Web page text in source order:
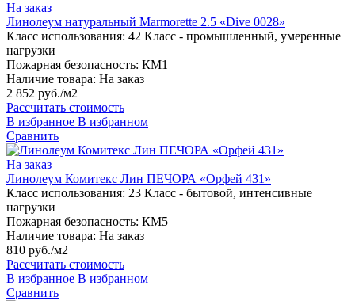
На заказ
Линолеум натуральный Marmorette 2.5 «Dive 0028»
Класс использования: 42 Класс - промышленный, умеренные
нагрузки
Пожарная безопасность: КМ1
Наличие товара: На заказ
2 852 руб./м2
Рассчитать стоимость
В избранное В избранном
Сравнить
На заказ
Линолеум Комитекс Лин ПЕЧОРА «Орфей 431»
Класс использования: 23 Класс - бытовой, интенсивные
нагрузки
Пожарная безопасность: КМ5
Наличие товара: На заказ
810 руб./м2
Рассчитать стоимость
В избранное В избранном
Сравнить